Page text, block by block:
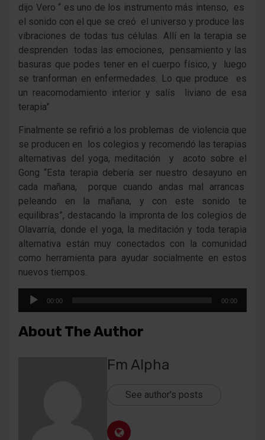
dijo Vero “ es uno de los instrumento más intenso, es
el sonido con el que se creó el universo y produce las
vibraciones de todas tus células. Allí en la terapia se
desprenden todas las emociones, pensamiento y las
basuras que podes tener en el cuerpo físico, y luego
se tranforman en enfermedades. Lo que produce es
un reacomodamiento interior y salís liviano de esa
terapia”
Finalmente se refirió a los problemas de violencia que
se producen en los colegios y recomendó las terapias
alternativas del yoga, meditación y acoto sobre el
Gong “Esta terapia debería ser nuestro desayuno en
cada mañana, porque cuando andas mal arrancas
peleando en la mañana, y con este sonido te
equilibras”, destacando la impronta de los colegios de
Olavarría, donde el yoga, la meditación y toda terapia
alternativa están muy conectados con la comunidad
como herramienta para ayudar socialmente en estos
nuevos tiempos.
Reproductor
00:00 00:00
About The Author
Fm Alpha
See author's posts